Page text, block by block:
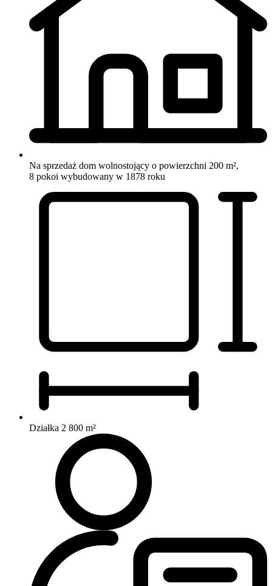
Na sprzedaż dom wolnostojący o powierzchni 200 m²,
8 pokoi wybudowany w 1878 roku
Działka 2 800 m²